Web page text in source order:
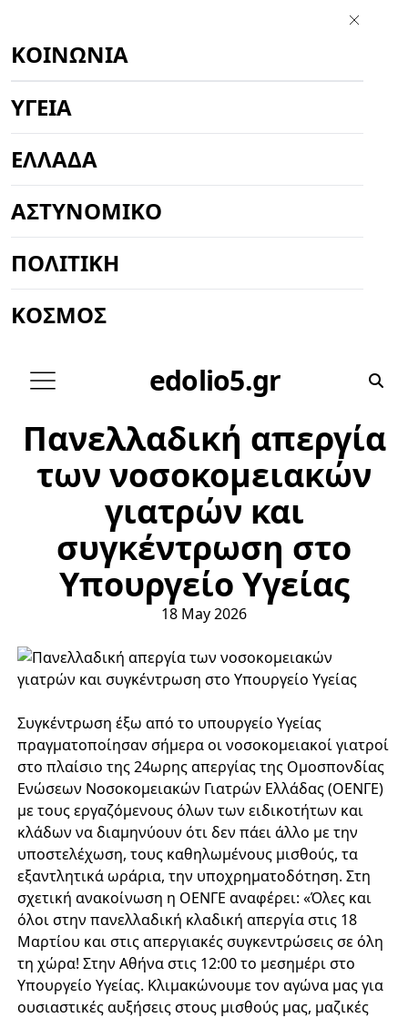
ΚΟΙΝΩΝΊΑ
ΥΓΕΊΑ
ΕΛΛΆΔΑ
ΑΣΤΥΝΟΜΙΚΌ
ΠΟΛΙΤΙΚΉ
ΚΌΣΜΟΣ
edolio5.gr
Πανελλαδική απεργία
των νοσοκομειακών
γιατρών και
συγκέντρωση στο
Υπουργείο Υγείας
18 May 2026
Συγκέντρωση έξω από το υπουργείο Υγείας
πραγματοποίησαν σήμερα οι νοσοκομειακοί γιατροί
στο πλαίσιο της 24ωρης απεργίας της Ομοσπονδίας
Ενώσεων Νοσοκομειακών Γιατρών Ελλάδας (ΟΕΝΓΕ)
με τους εργαζόμενους όλων των ειδικοτήτων και
κλάδων να διαμηνύουν ότι δεν πάει άλλο με την
υποστελέχωση, τους καθηλωμένους μισθούς, τα
εξαντλητικά ωράρια, την υποχρηματοδότηση. Στη
σχετική ανακοίνωση η ΟΕΝΓΕ αναφέρει: «Όλες και
όλοι στην πανελλαδική κλαδική απεργία στις 18
Μαρτίου και στις απεργιακές συγκεντρώσεις σε όλη
τη χώρα! Στην Αθήνα στις 12:00 το μεσημέρι στο
Υπουργείο Υγείας. Κλιμακώνουμε τον αγώνα μας για
ουσιαστικές αυξήσεις στους μισθούς μας, μαζικές